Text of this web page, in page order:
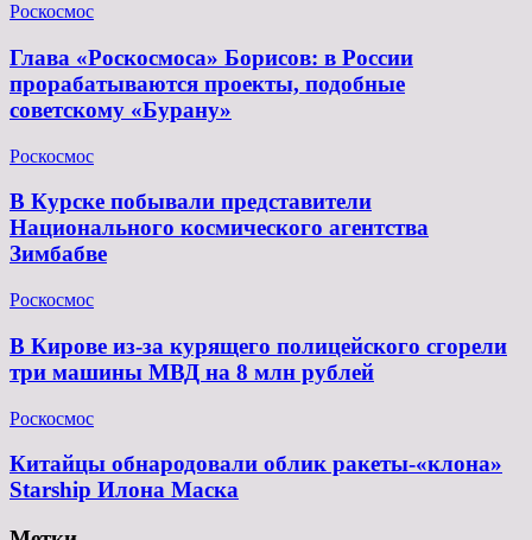
Роскосмос
Глава «Роскосмоса» Борисов: в России
прорабатываются проекты, подобные
советскому «Бурану»
Роскосмос
В Курске побывали представители
Национального космического агентства
Зимбабве
Роскосмос
В Кирове из-за курящего полицейского сгорели
три машины МВД на 8 млн рублей
Роскосмос
Китайцы обнародовали облик ракеты-«клона»
Starship Илона Маска